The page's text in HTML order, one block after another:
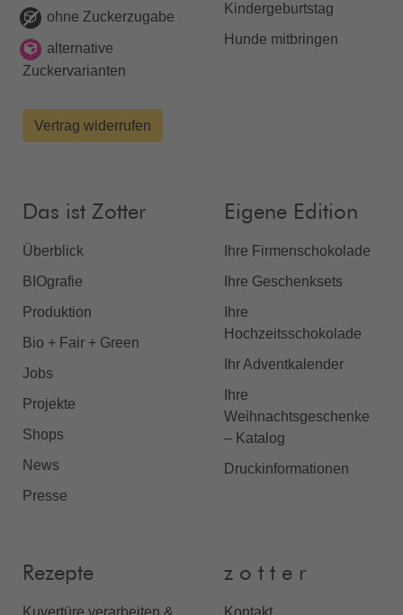
ohne Zuckerzugabe
alternative
Zuckervarianten
Vertrag widerrufen
Kindergeburtstag
Hunde mitbringen
Das ist Zotter
Überblick
BIOgrafie
Produktion
Bio + Fair + Green
Jobs
Projekte
Shops
News
Presse
Eigene Edition
Ihre Firmenschokolade
Ihre Geschenksets
Ihre
Hochzeitsschokolade
Ihr Adventkalender
Ihre
Weihnachtsgeschenke
– Katalog
Druckinformationen
Rezepte
Kuvertüre verarbeiten &
z o t t e r
Kontakt